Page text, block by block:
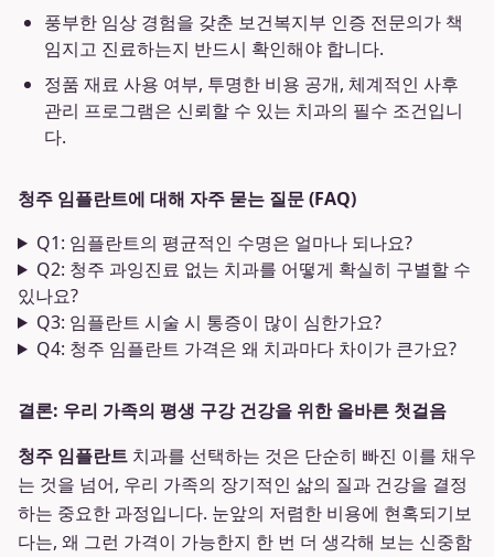
풍부한 임상 경험을 갖춘 보건복지부 인증 전문의가 책
임지고 진료하는지 반드시 확인해야 합니다.
정품 재료 사용 여부, 투명한 비용 공개, 체계적인 사후
관리 프로그램은 신뢰할 수 있는 치과의 필수 조건입니
다.
청주 임플란트에 대해 자주 묻는 질문 (FAQ)
Q1: 임플란트의 평균적인 수명은 얼마나 되나요?
Q2: 청주 과잉진료 없는 치과를 어떻게 확실히 구별할 수
있나요?
Q3: 임플란트 시술 시 통증이 많이 심한가요?
Q4: 청주 임플란트 가격은 왜 치과마다 차이가 큰가요?
결론: 우리 가족의 평생 구강 건강을 위한 올바른 첫걸음
청주 임플란트 치과를 선택하는 것은 단순히 빠진 이를 채우
는 것을 넘어, 우리 가족의 장기적인 삶의 질과 건강을 결정
하는 중요한 과정입니다. 눈앞의 저렴한 비용에 현혹되기보
다는, 왜 그런 가격이 가능한지 한 번 더 생각해 보는 신중함